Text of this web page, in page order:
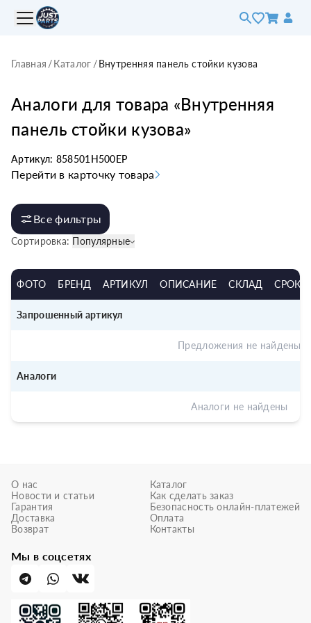
Главная /Каталог /Внутренняя панель стойки кузова
Аналоги для товара «Внутренняя
панель стойки кузова»
Артикул: 858501H500EP
Перейти в карточку товара
Все фильтры
Сортировка: Популярные
ФОТО БРЕНД АРТИКУЛ ОПИСАНИЕ СКЛАД СРОК
Запрошенный артикул
Предложения не найдены
Аналоги
Аналоги не найдены
О нас
Новости и статьи
Гарантия
Доставка
Возврат
Каталог
Как сделать заказ
Безопасность онлайн-платежей
Оплата
Контакты
Мы в соцсетях